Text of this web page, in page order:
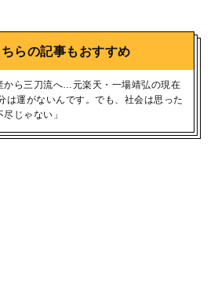
ちらの記事もおすすめ
から三刀流へ…元楽天・一場靖弘の現在
は運がないんです。でも、社会は思った
じゃない」